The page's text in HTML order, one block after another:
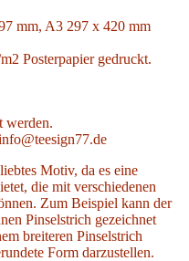
mm, A3 297 x 420 mm
Posterpapier gedruckt.
werden.
Motiv, da es eine
die mit verschiedenen
Zum Beispiel kann der
Pinselstrich gezeichnet
breiteren Pinselstrich
Form darzustellen.